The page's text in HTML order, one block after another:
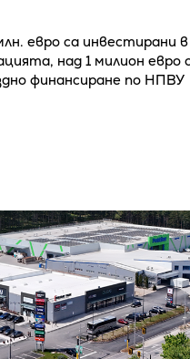
евро са инвестирани в
над 1 милион евро
финансиране по НПВУ